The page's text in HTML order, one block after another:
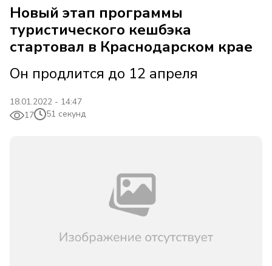
Новый этап программы
туристического кешбэка
стартовал в Краснодарском крае
Он продлится до 12 апреля
18.01.2022 - 14:47
17
51 секунд